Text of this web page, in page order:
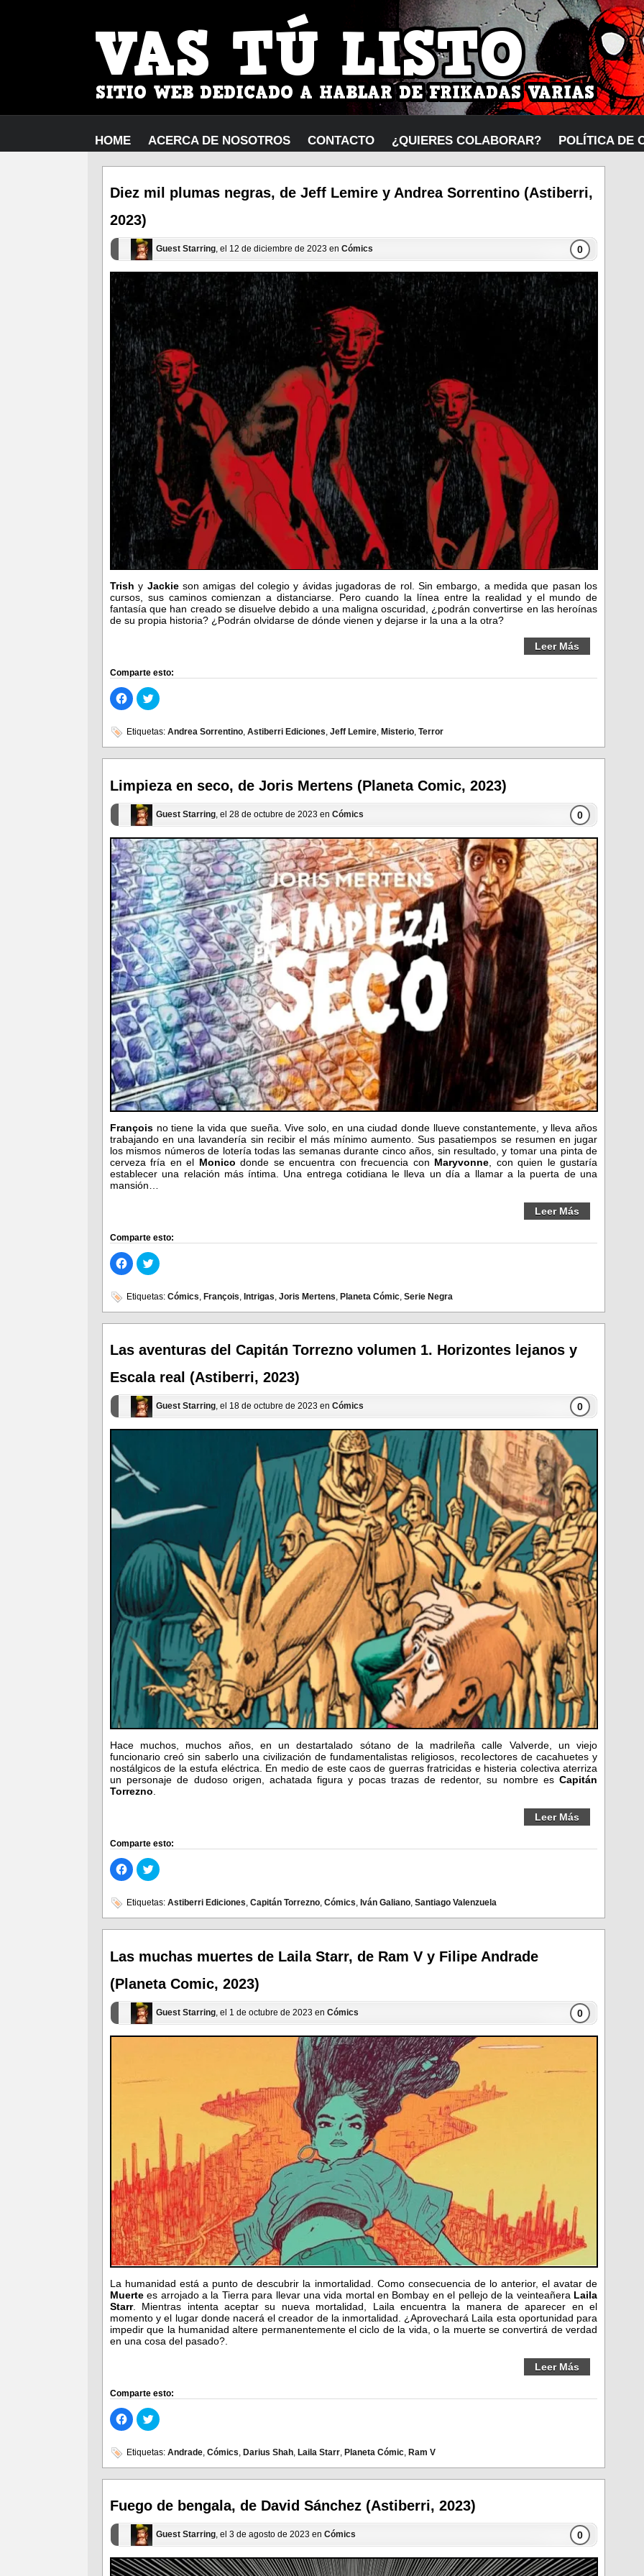
HOME ACERCA DE NOSOTROS CONTACTO ¿QUIERES COLABORAR? POLÍTICA DE
Diez mil plumas negras, de Jeff Lemire y Andrea Sorrentino (Astiberri,
2023)
Guest Starring, el 12 de diciembre de 2023 en Cómics 0
Trishy Jackieson amigas del colegio y ávidas jugadoras de rol. Sin embargo, a medida que pasan los
cursos, sus caminos comienzan a distanciarse. Pero cuando la línea entre la realidad y el mundo de
fantasía que han creado se disuelve debido a una maligna oscuridad, ¿podrán convertirse en las heroínas
de su propia historia? ¿Podrán olvidarse de dónde vienen y dejarse ir la una a la otra?
Leer Más
Comparte esto:
Haz
clic
para
en
Facebook
(Se
abre
ventana
nueva)
Haz
clic
en
(Se
abre
ventana
nueva)
Etiquetas: Andrea Sorrentino, Astiberri Ediciones, Jeff Lemire, Misterio, Terror
Limpieza en seco, de Joris Mertens (Planeta Comic, 2023)
Guest Starring, el 28 de octubre de 2023 en Cómics 0
François no tiene la vida que sueña. Vive solo, en una ciudad donde llueve constantemente, y lleva años
trabajando en una lavandería sin recibir el más mínimo aumento. Sus pasatiempos se resumen en jugar
los mismos números de lotería todas las semanas durante cinco años, sin resultado, y tomar una pinta de
cerveza fría en el Monicodonde se encuentra con frecuencia con Maryvonne , con quien le gustaría
establecer una relación más íntima. Una entrega cotidiana le lleva un día a llamar a la puerta de una
mansión…
Leer Más
Comparte esto:
Haz
clic
para
en
Facebook
(Se
abre
ventana
nueva)
Haz
clic
en
(Se
abre
ventana
nueva)
Etiquetas: Cómics, François, Intrigas, Joris Mertens, Planeta Cómic, Serie Negra
Las aventuras del Capitán Torrezno volumen 1. Horizontes lejanos y
Escala real (Astiberri, 2023)
Guest Starring, el 18 de octubre de 2023 en Cómics 0
Hace muchos, muchos años, en un destartalado sótano de la madrileña calle Valverde, un viejo
funcionario creó sin saberlo una civilización de fundamentalistas religiosos, recolectores de cacahuetes y
nostálgicos de la estufa eléctrica. En medio de este caos de guerras fratricidas e histeria colectiva aterriza
un personaje de dudoso origen, achatada figura y pocas trazas de redentor, su nombre es Capitán
Torrezno.
Leer Más
Comparte esto:
Haz
clic
para
en
Facebook
(Se
abre
ventana
nueva)
Haz
clic
en
(Se
abre
ventana
nueva)
Etiquetas: Astiberri Ediciones, Capitán Torrezno, Cómics, Iván Galiano, Santiago Valenzuela
Las muchas muertes de Laila Starr, de Ram V y Filipe Andrade
(Planeta Comic, 2023)
Guest Starring, el 1 de octubre de 2023 en Cómics 0
La humanidad está a punto de descubrir la inmortalidad. Como consecuencia de lo anterior, el avatar de
Muertees arrojado a la Tierra para llevar una vida mortal en Bombay en el pellejo de la veinteañera Laila
Starr. Mientras intenta aceptar su nueva mortalidad, Laila encuentra la manera de aparecer en el
momento y el lugar donde nacerá el creador de la inmortalidad. ¿Aprovechará Laila esta oportunidad para
impedir que la humanidad altere permanentemente el ciclo de la vida, o la muerte se convertirá de verdad
en una cosa del pasado?.
Leer Más
Comparte esto:
Haz
clic
para
en
Facebook
(Se
abre
ventana
nueva)
Haz
clic
en
(Se
abre
ventana
nueva)
Etiquetas: Andrade, Cómics, Darius Shah, Laila Starr, Planeta Cómic, Ram V
Fuego de bengala, de David Sánchez (Astiberri, 2023)
Guest Starring, el 3 de agosto de 2023 en Cómics 0